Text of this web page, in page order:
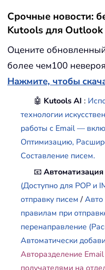
Срочные новости:
Kutools для Outlook
Оцените
более чем100
Нажмите, чтобы
🤖 Kutools AI :
технологии
работы с Email —
Оптимизацию,
Составление писем.
📧
(Доступно для POP и
отправку писем/Авто
правилам при
перенаправление
Автоматически
Авторазделение